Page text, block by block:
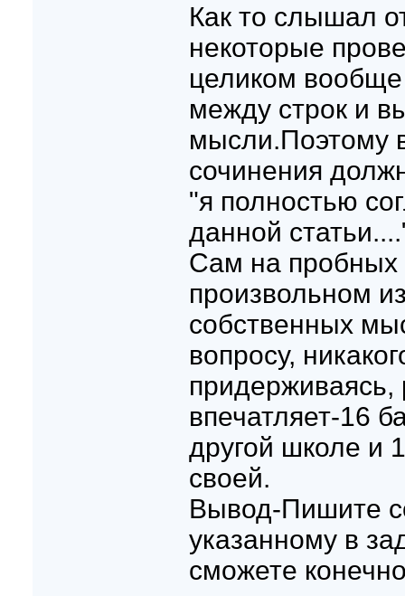
Как то слышал
некоторые
целиком вообще
между строк и
мысли.Поэтому
сочинения
"я полностью
данной
Сам на пробных
произвольном
собственных
вопросу,
придерживаясь,
впечатляет-16
другой школе и
своей.
Вывод-Пишите
указанному в
сможете